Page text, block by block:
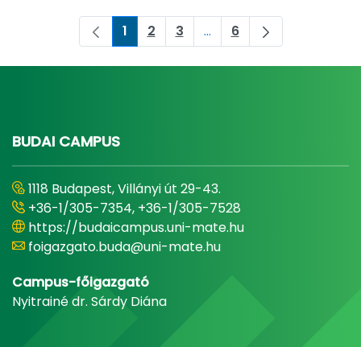
Oldal
1 Oldal
2 Oldal
3 ...Köztes oldalak
Oldal
6
BUDAI CAMPUS
1118 Budapest, Villányi út 29-43.
+36-1/305-7354, +36-1/305-7528
https://budaicampus.uni-mate.hu
foigazgato.buda@uni-mate.hu
Campus-főigazgató
Nyitrainé dr. Sárdy Diána